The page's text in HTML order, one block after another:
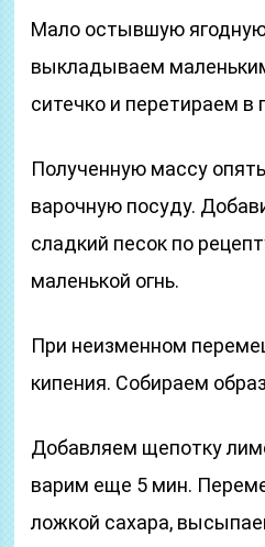
Мало остывшую
выкладываем
ситечко и перетираем в
Полученную массу
варочную посуду.
сладкий песок по
маленькой огнь.
При неизменном
кипения. Собираем
Добавляем щепотку
варим еще 5 мин.
ложкой сахара,